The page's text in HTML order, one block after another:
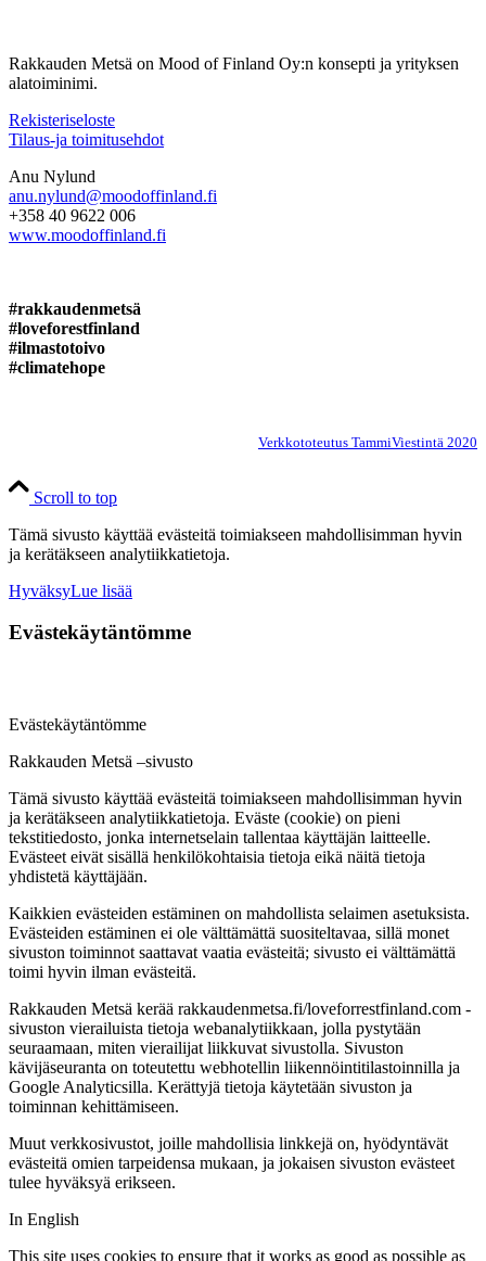
Rakkauden Metsä on Mood of Finland Oy:n konsepti ja yrityksen
alatoiminimi.
Rekisteriseloste
Tilaus-ja toimitusehdot
Anu Nylund
anu.nylund@moodoffinland.fi
+358 40 9622 006
www.moodoffinland.fi
#rakkaudenmetsä
#loveforestfinland
#ilmastotoivo
#climatehope
Verkkototeutus TammiViestintä 2020
Scroll to top
Tämä sivusto käyttää evästeitä toimiakseen mahdollisimman hyvin
ja kerätäkseen analytiikkatietoja.
HyväksyLue lisää
Evästekäytäntömme
Evästekäytäntömme
Rakkauden Metsä –sivusto
Tämä sivusto käyttää evästeitä toimiakseen mahdollisimman hyvin
ja kerätäkseen analytiikkatietoja. Eväste (cookie) on pieni
tekstitiedosto, jonka internetselain tallentaa käyttäjän laitteelle.
Evästeet eivät sisällä henkilökohtaisia tietoja eikä näitä tietoja
yhdistetä käyttäjään.
Kaikkien evästeiden estäminen on mahdollista selaimen asetuksista.
Evästeiden estäminen ei ole välttämättä suositeltavaa, sillä monet
sivuston toiminnot saattavat vaatia evästeitä; sivusto ei välttämättä
toimi hyvin ilman evästeitä.
Rakkauden Metsä kerää rakkaudenmetsa.fi/loveforrestfinland.com -
sivuston vierailuista tietoja webanalytiikkaan, jolla pystytään
seuraamaan, miten vierailijat liikkuvat sivustolla. Sivuston
kävijäseuranta on toteutettu webhotellin liikennöintitilastoinnilla ja
Google Analyticsilla. Kerättyjä tietoja käytetään sivuston ja
toiminnan kehittämiseen.
Muut verkkosivustot, joille mahdollisia linkkejä on, hyödyntävät
evästeitä omien tarpeidensa mukaan, ja jokaisen sivuston evästeet
tulee hyväksyä erikseen.
In English
This site uses cookies to ensure that it works as good as possible as